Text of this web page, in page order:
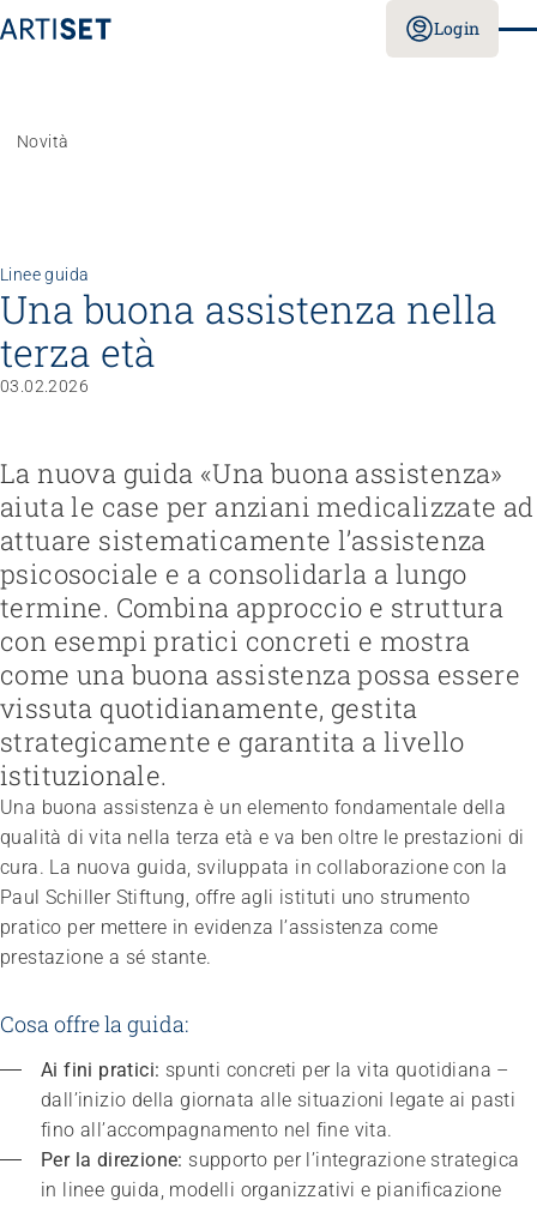
Login
Gestire e formare il personale
Strutturare il lavoro e la cultura aziendale
Gestire l'azienda e applicare la legge
Garantire la sicurezza
Regolamentare il finanziamento
Pubblicizzare offerte
Promuovere la sostenibilità
Organizzare gli acquisti
Favorire l’inclusione nel mondo del lavoro
Lavorare con i familiari
Organizzare il fine vita
Gestire la transizione
Rafforzare l’autodeterminazione
Affrontare le questioni di salute
Tutelare l’integrità
Accompagnare in caso di demenza
Promuovere la salute mentale
Federazione
Lavorare in ARTISET
Affiliazione
Visione, missione, valori
Politiche pubbliche & Prese di posizione
Lavoro in rete
Progetti
Novità
Linee guida
Una buona assistenza nella
terza età
03.02.2026
La nuova guida «Una buona assistenza»
aiuta le case per anziani medicalizzate ad
attuare sistematicamente l’assistenza
psicosociale e a consolidarla a lungo
termine. Combina approccio e struttura
con esempi pratici concreti e mostra
come una buona assistenza possa essere
vissuta quotidianamente, gestita
strategicamente e garantita a livello
istituzionale.
Una buona assistenza è un elemento fondamentale della
qualità di vita nella terza età e va ben oltre le prestazioni di
cura. La nuova guida, sviluppata in collaborazione con la
Paul Schiller Stiftung, offre agli istituti uno strumento
pratico per mettere in evidenza l’assistenza come
prestazione a sé stante.
Cosa offre la guida:
Ai fini pratici: spunti concreti per la vita quotidiana –
dall’inizio della giornata alle situazioni legate ai pasti
fino all’accompagnamento nel fine vita.
Per la direzione: supporto per l’integrazione strategica
in linee guida, modelli organizzativi e pianificazione